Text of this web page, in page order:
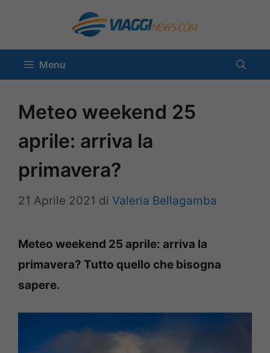
contenuto
Menu
Meteo weekend 25
aprile: arriva la
primavera?
21 Aprile 2021 di Valeria Bellagamba
Meteo weekend 25 aprile: arriva la
primavera? Tutto quello che bisogna
sapere.